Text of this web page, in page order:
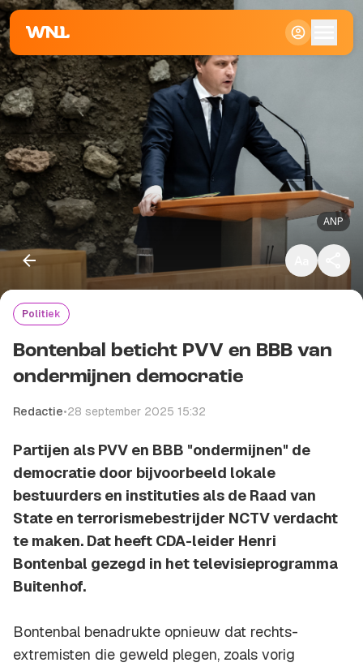
ANP
Klein
Standaard
Groot
Politiek
Bontenbal beticht PVV en BBB van
ondermijnen democratie
Redactie•28 september 2025 15:32
Partijen als PVV en BBB "ondermijnen" de
democratie door bijvoorbeeld lokale
bestuurders en instituties als de Raad van
State en terrorismebestrijder NCTV verdacht
te maken. Dat heeft CDA-leider Henri
Bontenbal gezegd in het televisieprogramma
Buitenhof.
Bontenbal benadrukte opnieuw dat rechts-
extremisten die geweld plegen, zoals vorig